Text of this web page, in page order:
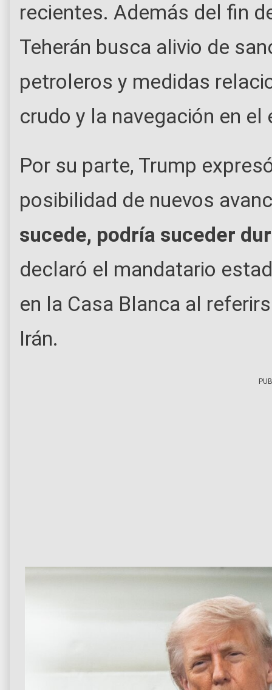
recientes. Además del fin
Teherán busca alivio de
petroleros y medidas
crudo y la navegación en
Por su parte, Trump
posibilidad de nuevos
sucede, podría suceder
declaró el mandatario
en la Casa Blanca al
Irán.